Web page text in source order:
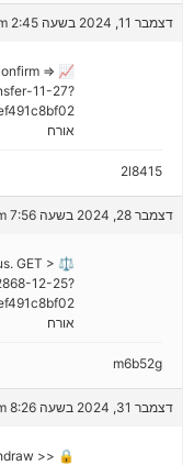
דצמבר 11, 2024 בשעה 2:45 pm
=>
11-27?
📈
אורח
2l8415
דצמבר 28, 2024 בשעה 7:56 pm
GET >
12-25?
⚖
אורח
m6b52g
דצמבר 31, 2024 בשעה 8:26 pm
>>